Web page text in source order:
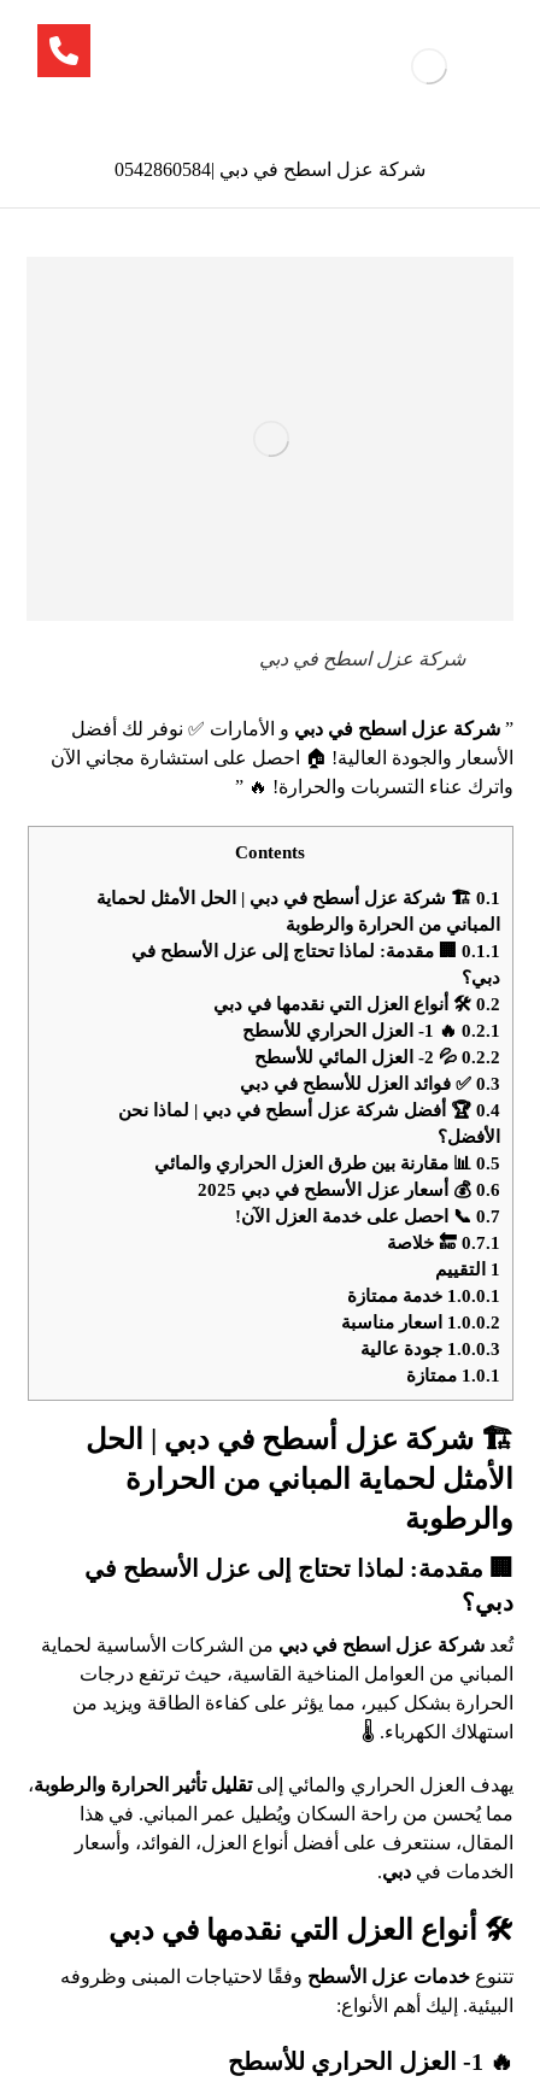
شركة عزل اسطح في دبي |0542860584
شركة عزل اسطح في دبي
”شركة عزل اسطح في دبي و الأمارات ✅ نوفر لك أفضل
الأسعار والجودة العالية! 🏠 احصل على استشارة مجاني الآن
واترك عناء التسربات والحرارة! 🔥 ”
Contents
0.1 🏗️ شركة عزل أسطح في دبي | الحل الأمثل لحماية
المباني من الحرارة والرطوبة
0.1.1 🏢 مقدمة: لماذا تحتاج إلى عزل الأسطح في
دبي؟
0.2 🛠️ أنواع العزل التي نقدمها في دبي
0.2.1 🔥 1- العزل الحراري للأسطح
0.2.2 💦 2- العزل المائي للأسطح
0.3 ✅ فوائد العزل للأسطح في دبي
0.4 🏆 أفضل شركة عزل أسطح في دبي | لماذا نحن
الأفضل؟
0.5 📊 مقارنة بين طرق العزل الحراري والمائي
0.6 💰 أسعار عزل الأسطح في دبي 2025
0.7 📞 احصل على خدمة العزل الآن!
0.7.1 🔚 خلاصة
1 التقييم
1.0.0.1 خدمة ممتازة
1.0.0.2 اسعار مناسبة
1.0.0.3 جودة عالية
1.0.1 ممتازة
🏗️ شركة عزل أسطح في دبي | الحل
الأمثل لحماية المباني من الحرارة
والرطوبة
🏢 مقدمة: لماذا تحتاج إلى عزل الأسطح في
دبي؟
تُعدشركة عزل اسطح في دبي من الشركات الأساسية لحماية
المباني من العوامل المناخية القاسية، حيث ترتفع درجات
الحرارة بشكل كبير، مما يؤثر على كفاءة الطاقة ويزيد من
استهلاك الكهرباء. 🌡️
يهدف العزل الحراري والمائي إلىتقليل تأثير الحرارة والرطوبة،
مما يُحسن من راحة السكان ويُطيل عمر المباني. في هذا
المقال، سنتعرف على أفضل أنواع العزل، الفوائد، وأسعار
الخدمات فيدبي.
🛠️ أنواع العزل التي نقدمها في دبي
تتنوعخدمات عزل الأسطح وفقًا لاحتياجات المبنى وظروفه
البيئية. إليك أهم الأنواع:
🔥 1- العزل الحراري للأسطح